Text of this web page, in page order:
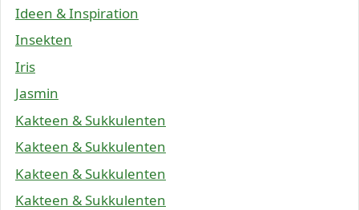
Ideen & Inspiration
Insekten
Iris
Jasmin
Kakteen & Sukkulenten
Kakteen & Sukkulenten
Kakteen & Sukkulenten
Kakteen & Sukkulenten